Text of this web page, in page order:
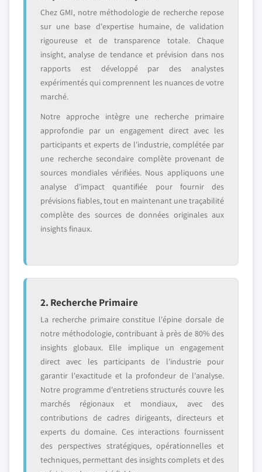
Chez GMI, notre méthodologie de recherche repose
sur une base d'expertise humaine, de validation
rigoureuse et de transparence totale. Chaque
insight, analyse de tendance et prévision dans nos
rapports est développé par des analystes
expérimentés qui comprennent les nuances de votre
marché.
Notre approche intègre une recherche primaire
approfondie par un engagement direct avec les
participants et experts de l'industrie, complétée par
une recherche secondaire complète provenant de
sources mondiales vérifiées. Nous appliquons une
analyse d'impact quantifiée pour fournir des
prévisions fiables, tout en maintenant une traçabilité
complète des sources de données originales aux
insights finaux.
2. Recherche Primaire
La recherche primaire constitue l'épine dorsale de
notre méthodologie, contribuant à près de 80% des
insights globaux. Elle implique un engagement
direct avec les participants de l'industrie pour
garantir l'exactitude et la profondeur de l'analyse.
Notre programme d'entretiens structurés couvre les
marchés régionaux et mondiaux, avec des
contributions de cadres dirigeants, directeurs et
experts du domaine. Ces interactions fournissent
des perspectives stratégiques, opérationnelles et
techniques, permettant des insights complets et des